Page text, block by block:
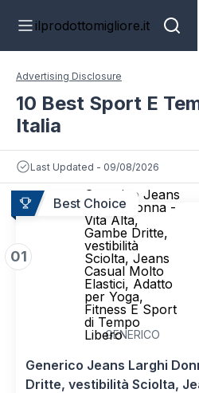
ilprodottomigliore.it
Advertising Disclosure
10 Best Sport E
Italia
Last Updated - 09/08/2026
Best Choice
01
Generico Jeans
Larghi Donna -
Vita Alta,
Gambe Dritte,
vestibilità
Sciolta, Jeans
Casual Molto
Elastici, Adatto
per Yoga,
Fitness E Sport
di Tempo
LiberoGENERICO
Generico Jeans Larghi
Dritte, vestibilità Sciolta,